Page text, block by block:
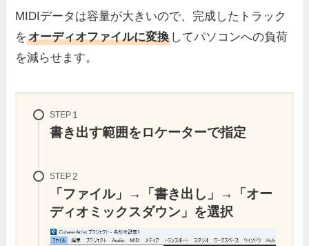
MIDIデータは容量が大きいので、完成したトラック
をオーディオファイルに変換 してパソコンへの負荷
を減らせます。
STEP
書き出す範囲をロケーターで指定
STEP
「ファイル」→「書き出し」→「オー
ディオミックスダウン」を選択